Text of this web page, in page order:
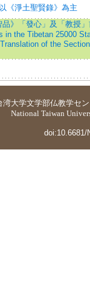
《淨土聖賢錄》為主
》「發心」及「教授
in the Tibetan 25000
of the
湾大学文学部仏教学セ
National Taiwan
doi:10.6681/